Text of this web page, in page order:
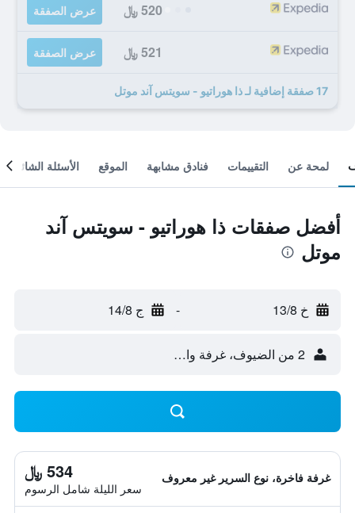
520 ﷼ عرض الصفقة
521 ﷼ عرض الصفقة
17 صفقة إضافية لـ ذا هوراتيو - سويتس آند موتل
لمحة عن التقييمات فنادق مشابهة الموقع الأسئلة الشائعة
أفضل صفقات ذا هوراتيو - سويتس آند
موتل
خ 13/8 - ج 14/8
2 من الضيوف، غرفة واحدة
غرفة فاخرة، نوع السرير غير معروف 534 ﷼
سعر الليلة شامل الرسوم